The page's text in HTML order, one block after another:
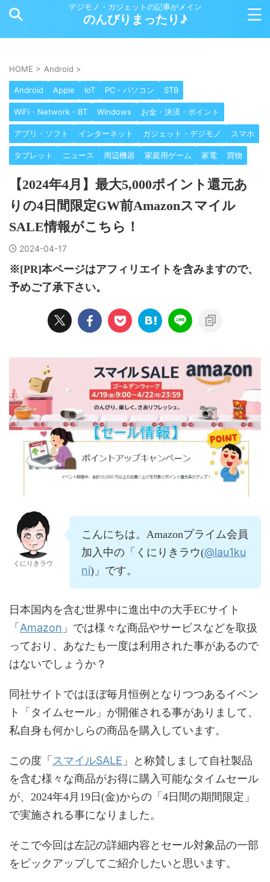
デジモノ・ガジェットの記事がメイン
のんびりまったり♪
HOME > Android >
Android Apple IoT PC・パソコン STB
WiFi・Network・BT Windows お金・決済・ポイント
アプリ・ソフト インターネット ガジェット・デジモノ スマホ
タブレット ニュース 周辺機器 家庭用ゲーム 家電 買物
【2024年4月】最大5,000ポイント還元あ
りの4日間限定GW前Amazonスマイル
SALE情報がこちら！
2024-04-17
※[PR]本ページはアフィリエイトを含みますので、
予めご了承下さい。
くにりきラウ
こんにちは。Amazonプライム会員
加入中の「くにりきラウ(@lau1ku
ni)」です。
日本国内を含む世界中に進出中の大手ECサイト
「 Amazon 」では様々な商品やサービスなどを取扱
っており、あなたも一度は利用された事があるので
はないでしょうか？
同社サイトではほぼ毎月恒例となりつつあるイベン
ト「タイムセール」が開催される事がありまして、
私自身も何かしらの商品を購入しています。
この度「 スマイルSALE 」と称賛しまして自社製品
を含む様々な商品がお得に購入可能なタイムセール
が、2024年4月19日(金)からの「4日間の期間限定」
で実施される事になりました。
そこで今回は左記の詳細内容とセール対象品の一部
をピックアップしてご紹介したいと思います。